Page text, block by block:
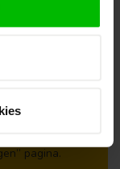
van uw
toe in de
pagina.